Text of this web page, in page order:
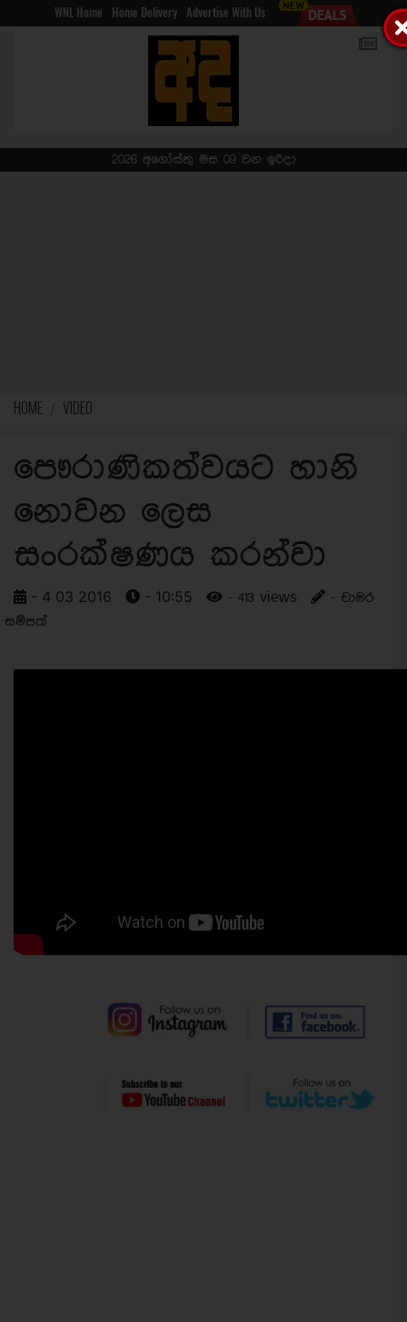
WNL Home Home Delivery Advertise With Us
2026 අගෝස්තු මස 09 වන ඉරිදා
HOME VIDEO
පෞරාණිකත්වයට හානි
නොවන ලෙස
සංරක්ෂණය කරන්වා
- 4 03 2016 - 10:55 - 413 views
- චාමර
සම්පත්